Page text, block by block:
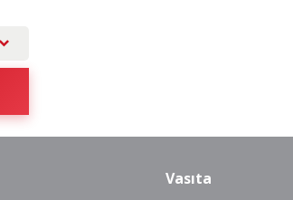
Vasıta